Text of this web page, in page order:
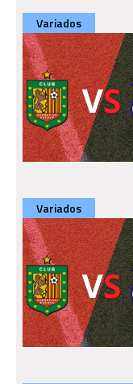
Variados
Variados